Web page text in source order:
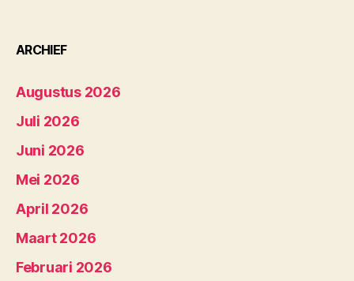
ARCHIEF
Augustus 2026
Juli 2026
Juni 2026
Mei 2026
April 2026
Maart 2026
Februari 2026